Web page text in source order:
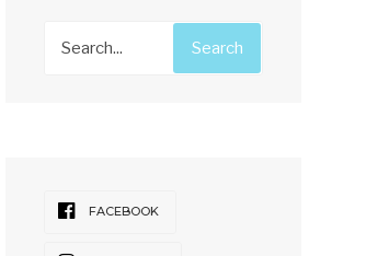
Search
FACEBOOK